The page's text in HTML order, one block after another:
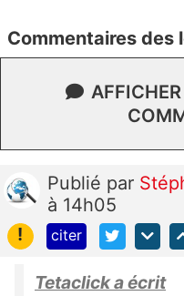
Commentaires des
Publié par
à 14h05
!
citer
Tetaclick a écrit